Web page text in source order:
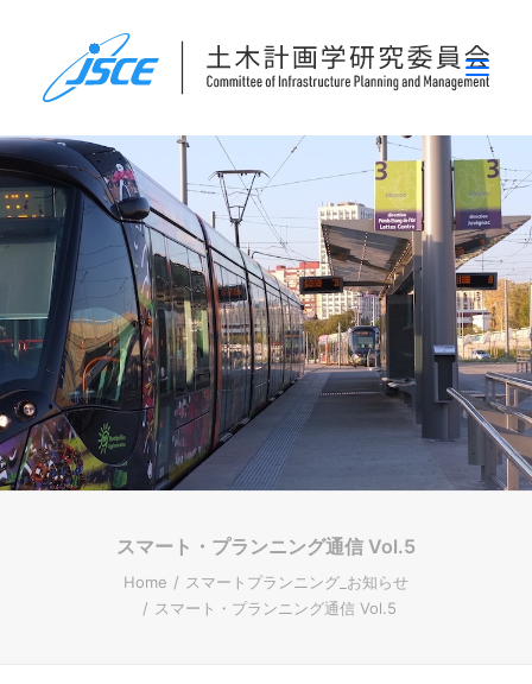
ホーム
委員会概要
研究発表会
論文集・刊行物
行事案内
表彰
災害関連調査情報
リンク
スマート・プランニング通信 Vol.5
Home
スマートプランニング_お知らせ
スマート・プランニング通信 Vol.5